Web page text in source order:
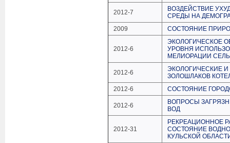
2012-7
ВОЗДЕЙСТВИЕ
СРЕДЫ НА
2009
СОСТОЯНИЕ
2012-6
ЭКОЛОГИЧЕСКОЕ
УРОВНЯ
МЕЛИОРАЦИИ
2012-6
ЭКОЛОГИЧЕСКИЕ
ЗОЛОШЛАКОВ
2012-6
CОСТОЯНИЕ
2012-6
ВОПРОСЫ
ВОД
2012-31
РЕКРЕАЦИОННОЕ
СОСТОЯНИЕ
КУЛЬСКОЙ